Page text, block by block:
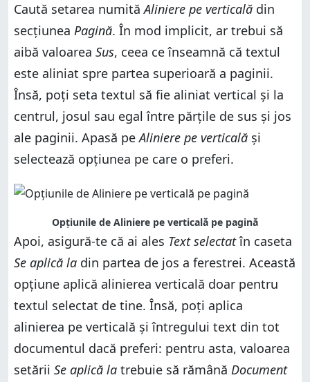
Caută setarea numităAliniere pe verticală din
secțiunea Pagină. În mod implicit, ar trebui să
aibă valoarea Sus, ceea ce înseamnă că textul
este aliniat spre partea superioară a paginii.
Însă, poți seta textul să fie aliniat vertical și la
centrul, josul sau egal între părțile de sus și jos
ale paginii. Apasă peAliniere pe verticală și
selectează opțiunea pe care o preferi.
Opțiunile de Aliniere pe verticală pe pagină
Apoi, asigură-te că ai ales Text selectatîn caseta
Se aplică la din partea de jos a ferestrei. Această
opțiune aplică alinierea verticală doar pentru
textul selectat de tine. Însă, poți aplica
alinierea pe verticală și întregului text din tot
documentul dacă preferi: pentru asta, valoarea
setării Se aplică la trebuie să rămână Document